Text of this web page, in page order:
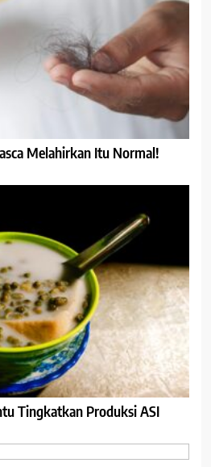
Melahirkan Itu Normal!
Tingkatkan Produksi ASI